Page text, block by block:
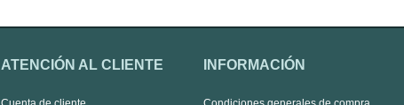
ATENCIÓN AL CLIENTE INFORMACIÓN